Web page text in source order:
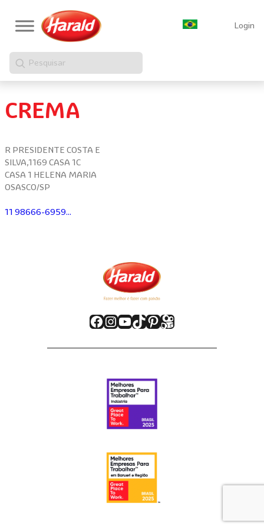
Login
Pesquisar
CREMA
R PRESIDENTE COSTA E
SILVA,1169 CASA 1C
CASA 1 HELENA MARIA
OSASCO/SP
11 98666-6959...
Facebook
Instagram
Youtube
TikTok
Pinterest
Kwai